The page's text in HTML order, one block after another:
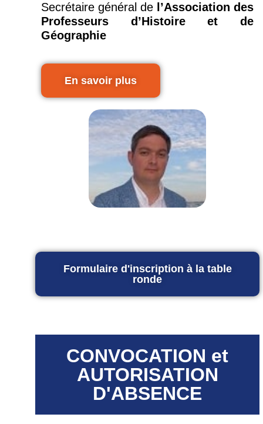
Secrétaire général de l’Association des
Professeurs d’Histoire et de
Géographie
En savoir plus
Formulaire d'inscription à la table
ronde
CONVOCATION et
AUTORISATION
D'ABSENCE